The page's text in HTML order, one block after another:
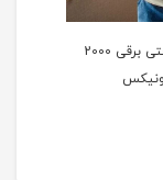
سشوار صنعتی برقی 2000